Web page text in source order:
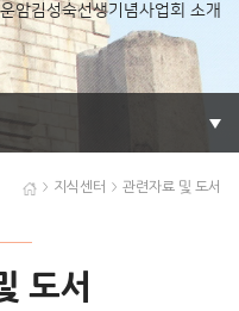
운암김성숙선생기념사업회 소개
지식센터 관련자료 및 도서
도서